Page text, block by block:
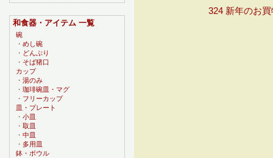
324 新年のお買
和食器・アイテム 一覧
碗
・ めし碗
・ どんぶり
・ そば猪口
カップ
・ 湯のみ
・ 珈琲碗皿・マグ
・ フリーカップ
皿・プレート
・ 小皿
・ 取皿
・ 中皿
・ 多用皿
鉢・ボウル